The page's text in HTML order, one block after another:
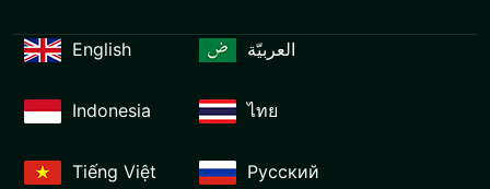
English العربيّة
Indonesia ไทย
Tiếng Việt Русский